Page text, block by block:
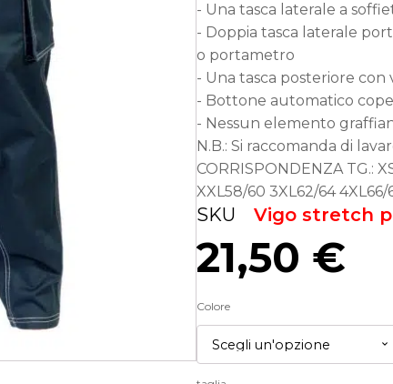
- Una tasca laterale a
- Doppia tasca laterale
o portametro
- Una tasca posteriore con
- Bottone automatico
- Nessun elemento
N.B.: Si raccomanda di
CORRISPONDENZA TG.:
XXL58/60 3XL62/64 4XL66/
SKU Vigo stretch
21,50 €
Colore